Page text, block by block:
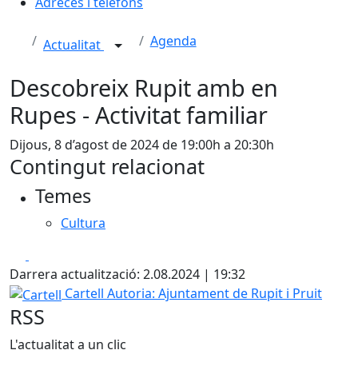
Actualitat Agenda
Descobreix Rupit amb en
Rupes - Activitat familiar
Dijous, 8 d’agost de 2024 de 19:00h a 20:30h
Contingut relacionat
Temes
Cultura
Darrera actualització: 2.08.2024 | 19:32
Cartell
Cartell Autoria: Ajuntament de Rupit i Pruit
RSS
L'actualitat a un clic